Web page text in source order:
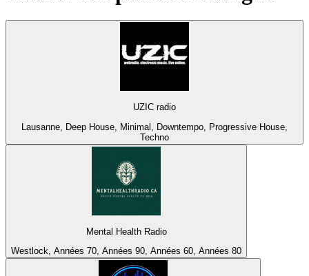
UZIC radio
Lausanne, Deep House, Minimal, Downtempo, Progressive House,
Techno
Mental Health Radio
Westlock, Années 70, Années 90, Années 60, Années 80